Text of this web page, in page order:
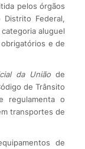
pelos órgãos
Federal,
aluguel
e de
da União de
de Trânsito
regulamenta o
transportes de
de